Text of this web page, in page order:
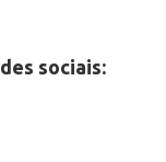
sociais: